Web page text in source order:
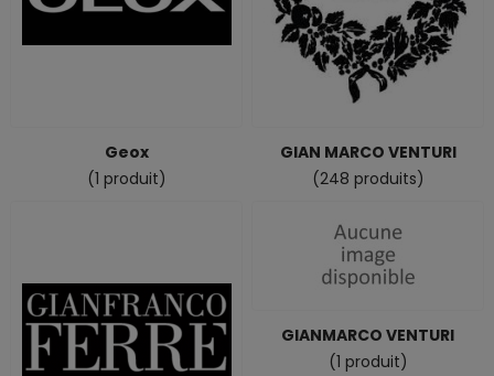
Geox
(1 produit)
GIAN MARCO VENTURI
(248 produits)
GIANMARCO VENTURI
(1 produit)